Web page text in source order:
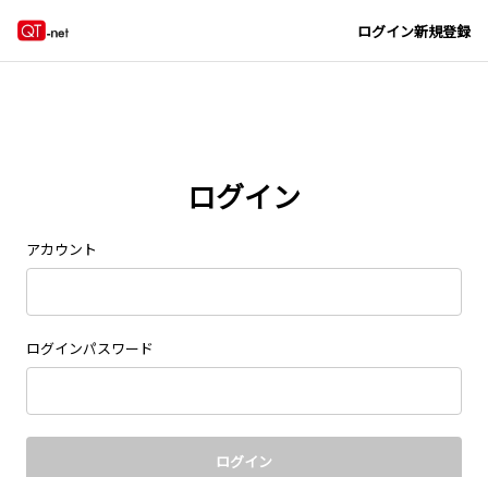
ログイン新規登録
ログイン
アカウント
ログインパスワード
ログイン